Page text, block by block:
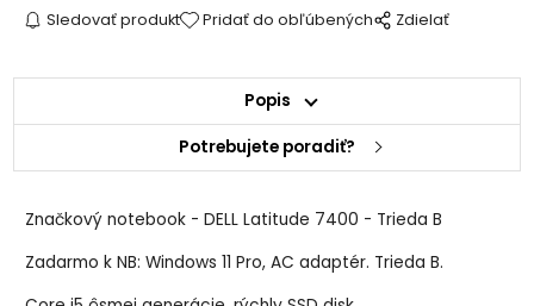
Sledovať produkt Pridať do obľúbených Zdielať
Popis
Potrebujete poradiť?
Značkový notebook - DELL Latitude 7400 - Trieda B
Zadarmo k NB: Windows 11 Pro, AC adaptér. Trieda B.